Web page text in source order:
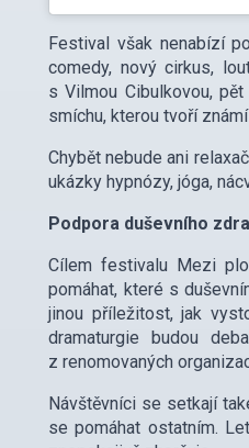
Festival však nenabízí
comedy, nový cirkus,
s Vilmou Cibulkovou,
smíchu, kterou tvoří
Chybět nebude ani
ukázky hypnózy, jóga,
Podpora duševního
Cílem festivalu Mezi
pomáhat, které s
jinou příležitost, jak
dramaturgie budou
z renomovaných
Návštěvníci se setkají
se pomáhat ostatním.